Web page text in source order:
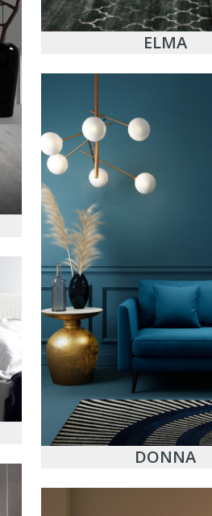
ELMA
DONNA